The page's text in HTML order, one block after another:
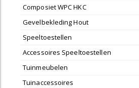
Composiet WPC HKC
Gevelbekleding Hout
Speeltoestellen
Accessoires Speeltoestellen
Tuinmeubelen
Tuinaccessoires